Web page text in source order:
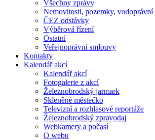
Všechny zprávy
Nemovitosti, pozemky, vodoprávní
ČEZ odstávky
Výběrová řízení
Ostatní
Veřejnoprávní smlouvy
Kontakty
Kalendář akcí
Kalendář akcí
Fotogalerie z akcí
Železnobrodský jarmark
Skleněné městečko
Televizní a rozhlasové reportáže
Železnobrodský zpravodaj
Webkamery a počasí
O webu